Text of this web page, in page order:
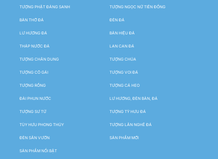
TƯỢNG PHẬT ĐẢNG SANH TƯỢNG NGỌC NỮ TIÊN ĐỒNG
BÀN THỜ ĐÁ ĐÈN ĐÁ
LƯ HƯƠNG ĐÁ BẢN HIỆU ĐÁ
THÁP NƯỚC ĐÁ LAN CAN ĐÁ
TƯỢNG CHÂN DUNG TƯỢNG CHÚA
TƯỢNG CÔ GÁI TƯỢNG VOI ĐÁ
TƯỢNG RỒNG TƯỢNG CÁ HEO
ĐÀI PHUN NƯỚC LƯ HƯƠNG, ĐÈN BÀN, ĐÁ
TƯỢNG SƯ TỬ TƯỢNG TỲ HƯU ĐÁ
TÙY HƯU PHONG THỦY TƯỢNG LÂN NGHÊ ĐÁ
ĐÈN SÂN VƯỜN SẢN PHẨM MỚI
SẢN PHẨM NỔI BẬT